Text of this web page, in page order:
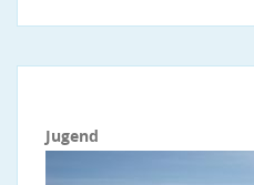
Jugend